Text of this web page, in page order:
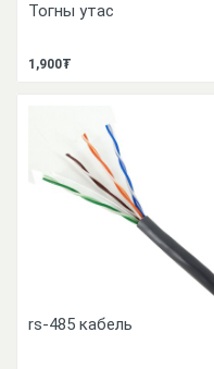
Тогны утас
1,900₮
rs-485 кабель